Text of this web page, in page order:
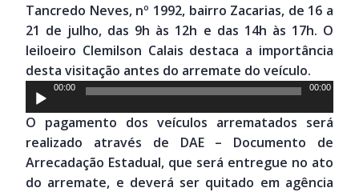
Tancredo Neves, nº 1992, bairro Zacarias, de 16 a
21 de julho, das 9h às 12h e das 14h às 17h. O
leiloeiro Clemilson Calais destaca a importância
desta visitação antes do arremate do veículo.
Tocador
de
áudio
00:00 00:00
O pagamento dos veículos arrematados será
realizado através de DAE – Documento de
Arrecadação Estadual, que será entregue no ato
do arremate, e deverá ser quitado em agência